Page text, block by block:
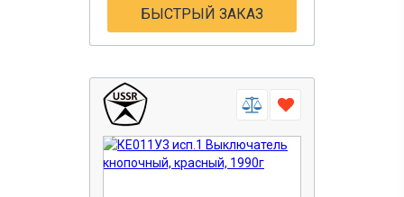
БЫСТРЫЙ ЗАКАЗ